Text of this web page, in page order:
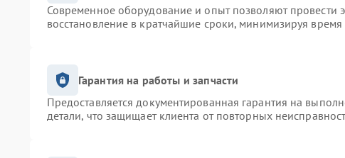
Современное оборудование и опыт позволяют провести
восстановление в кратчайшие сроки, минимизируя время
Гарантия на работы и запчасти
Предоставляется документированная гарантия на
детали, что защищает клиента от повторных